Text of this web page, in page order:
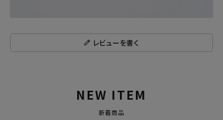
レビューを書く
NEW ITEM
新着商品